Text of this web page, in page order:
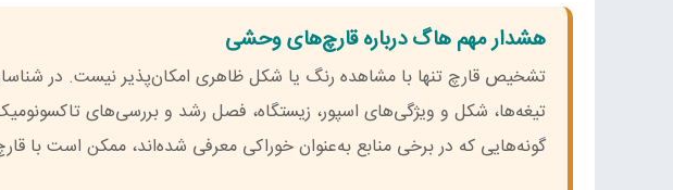
هشدار مهم هاگ درباره قارچ‌های وحشی
تشخیص قارچ تنها با مشاهده رنگ یا شکل ظاهری امکان‌پذیر نیست. در
تیغه‌ها، شکل و ویژگی‌های اسپور، زیستگاه، فصل رشد و بررسی‌های
گونه‌هایی که در برخی منابع به‌عنوان خوراکی معرفی شده‌اند، ممکن است با